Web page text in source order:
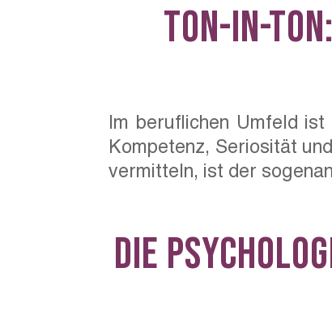
Ton-in-
Im beruflichen Umfeld
Kompetenz, Seriosität
vermitteln, ist der
Die